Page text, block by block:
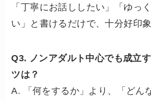
「丁寧にお話ししたい」「ゆっ
い」と書けるだけで、十分好印象
Q3. ノンアダルト中心でも成立
ツは？
A. 「何をするか」より、「どん